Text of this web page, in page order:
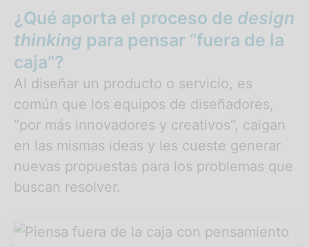
¿Qué aporta el proceso de design
thinking para pensar “fuera de la
caja”?
Al diseñar un producto o servicio, es
común que los equipos de diseñadores,
“por más innovadores y creativos”, caigan
en las mismas ideas y les cueste generar
nuevas propuestas para los problemas que
buscan resolver.